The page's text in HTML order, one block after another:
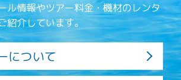
ル情報やツアー料金・機材のレンタ
紹介しています。
について